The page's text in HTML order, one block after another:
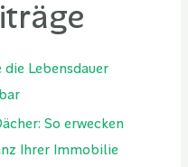
die Lebensdauer
So erwecken
Ihrer Immobilie